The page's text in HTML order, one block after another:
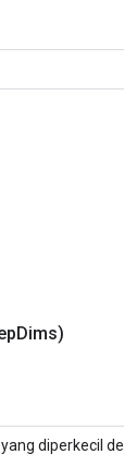
Dims)
diperkecil